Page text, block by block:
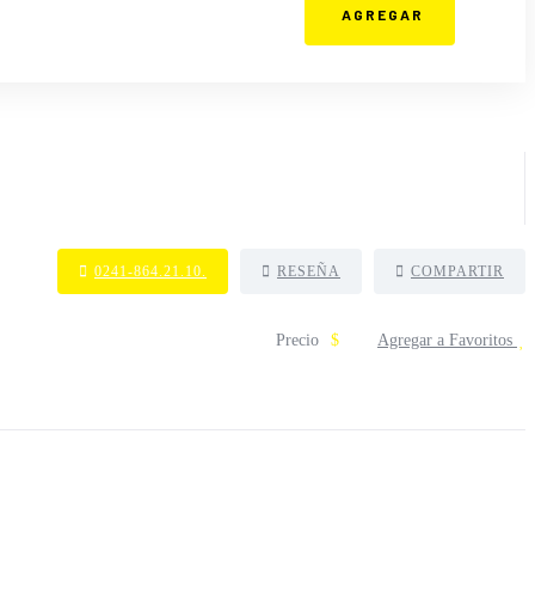
AGREGAR
0241-864.21.10. RESEÑA COMPARTIR
Precio $ Agregar a Favoritos